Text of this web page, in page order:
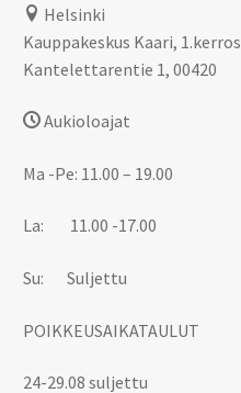
Helsinki
Kauppakeskus Kaari, 1.kerros
Kantelettarentie 1, 00420
Aukioloajat
Ma -Pe: 11.00 – 19.00
La: 11.00 -17.00
Su: Suljettu
POIKKEUSAIKATAULUT
24-29.08 suljettu